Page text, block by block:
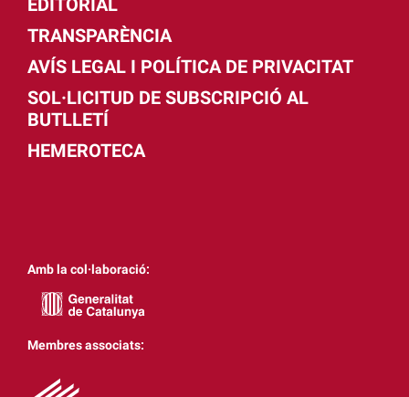
TRANSPARÈNCIA
AVÍS LEGAL I POLÍTICA DE PRIVACITAT
SOL·LICITUD DE SUBSCRIPCIÓ AL
BUTLLETÍ
HEMEROTECA
Amb la col·laboració:
Membres associats: